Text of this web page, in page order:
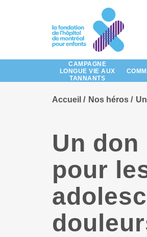
CAMPAGNE
LONGUE VIE AUX
TANNANTS
Accueil Nos héros
Un
pour